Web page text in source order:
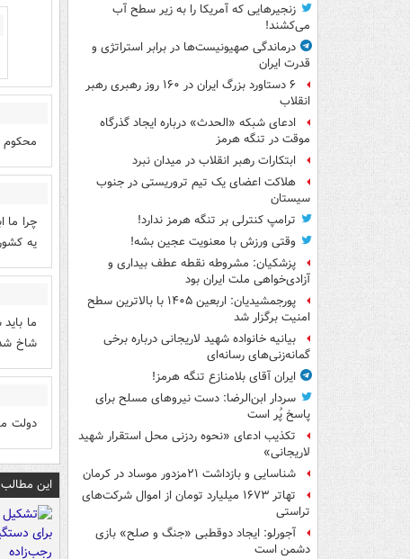
زنجیرهایی که آمریکا را به زیر سطح آب
می‌کشند!
درماندگی صهیونیست‌ها در برابر استراتژی و
قدرت ایران
۶ دستاورد بزرگ ایران در ۱۶۰ روز رهبری رهبر
انقلاب
ادعای شبکه «الحدث» درباره ایجاد گذرگاه
موقت در تنگه هرمز
ابتکارات رهبر انقلاب در میدان نبرد
هلاکت اعضای یک تیم تروریستی در جنوب
سیستان
ترامپ کنترلی بر تنگه هرمز ندارد!
وقتی ورزش با معنویت عجین بشه!
پزشکیان: مشروطه نقطه عطف بیداری و
آزادی‌خواهی ملت ایران بود
پورجمشیدیان: اربعین ۱۴۰۵ با بالاترین سطح
امنیت برگزار شد
بیانیه خانواده شهید لاریجانی درباره برخی
گمانه‌زنی‌های رسانه‌ای
ایران آقای بلامنازع تنگه هرمز!
سردار ابن‌الرضا: دست نیروهای مسلح برای
پاسخ پُر است
تکذیب ادعای «نحوه ردزنی محل استقرار شهید
لاریجانی»
شناسایی و بازداشت ۲۱مزدور موساد در کرمان
تهاتر ۱۶۷۳ میلیارد تومان از اموال شرکت‌های
تراستی
آجورلو: ایجاد دوقطبی «جنگ و صلح‌» بازی
دشمن است
چرا ما
یه
ما
شاخ
دولت
این